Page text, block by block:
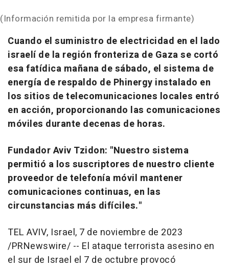
(Información remitida por la empresa firmante)
Cuando el suministro de electricidad en el lado
israelí de la región fronteriza de Gazase cortó
esa fatídica mañana de sábado, el sistema de
energía de respaldo de Phinergy instalado en
los sitios de telecomunicaciones locales entró
en acción, proporcionando las comunicaciones
móviles durante decenas de horas.
Fundador Aviv Tzidon: "Nuestro sistema
permitió a los suscriptores de nuestro cliente
proveedor de telefonía móvil mantener
comunicaciones continuas, en las
circunstancias más difíciles."
TEL AVIV, Israel, 7 de noviembre de 2023
/PRNewswire/ -- El ataque terrorista asesino en
el sur de Israel el 7 de octubre provocó